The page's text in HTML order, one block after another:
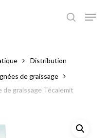
Distribution
de graissage
graissage Técalemit